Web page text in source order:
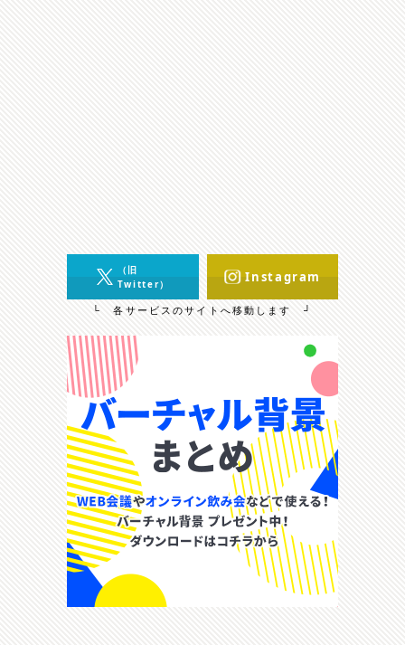
（旧
Twitter）
Instagram
└ 各サービスのサイトへ移動します ┘